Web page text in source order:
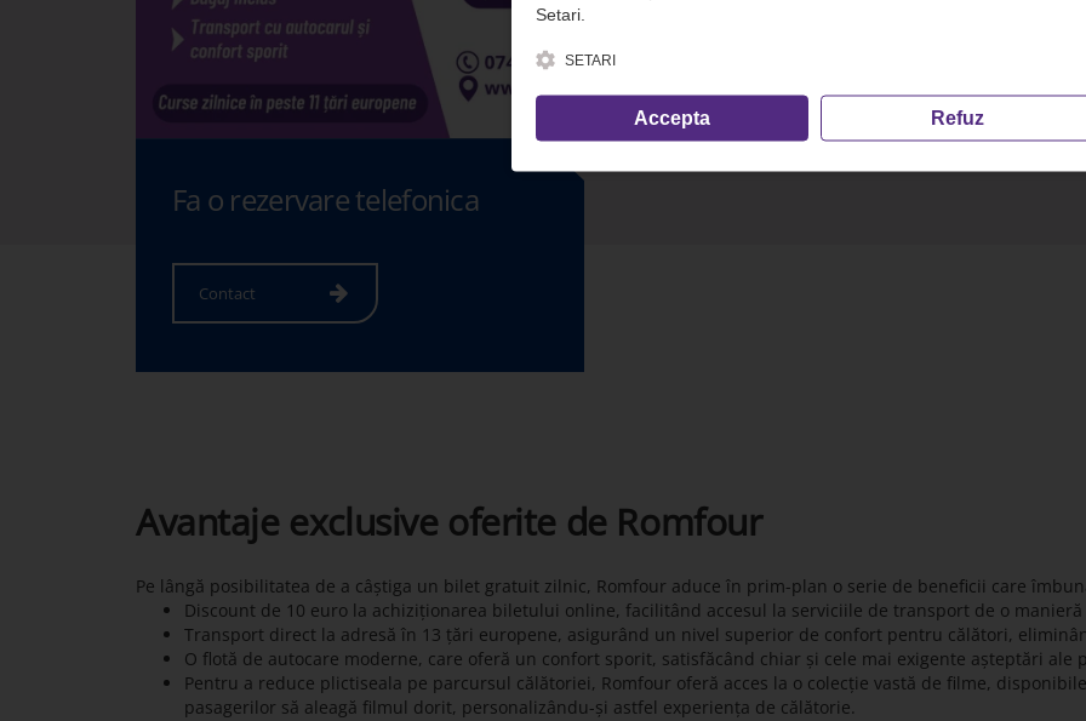
Fa o rezervare telefonica
Contact
Avantaje exclusive oferite de Romfour
Pe lângă posibilitatea de a câștiga un bilet gratuit zilnic, Romfour aduce în prim-plan o serie de beneficii care
Discount de 10 euro la achiziționarea biletului online, facilitând accesul la serviciile de transport de o
Transport direct la adresă în 13 țări europene, asigurând un nivel superior de confort pentru călători,
O flotă de autocare moderne, care oferă un confort sporit, satisfăcând chiar și cele mai exigente așteptări ale
Pentru a reduce plictiseala pe parcursul călătoriei, Romfour oferă acces la o colecție vastă de filme,
pasagerilor să aleagă filmul dorit, personalizându-și astfel experiența de călătorie.
Setari.
SETARI
Accepta Refuz